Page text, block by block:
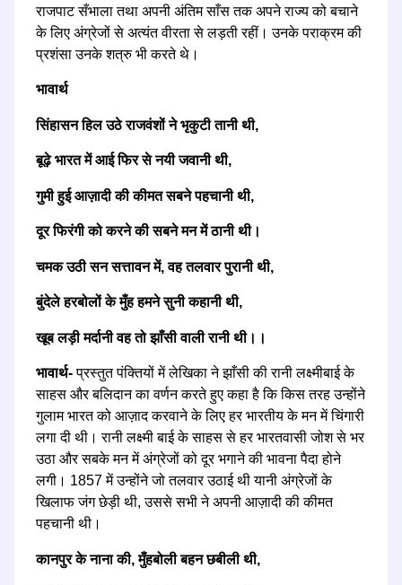
राजपाट सँभाला तथा अपनी अंतिम साँस तक अपने राज्य को बचाने
के लिए अंग्रेजों से अत्यंत वीरता से लड़ती रहीं। उनके पराक्रम की
प्रशंसा उनके शत्रु भी करते थे।
भावार्थ
सिंहासन हिल उठे राजवंशों ने भृकुटी तानी थी,
बूढ़े भारत में आई फिर से नयी जवानी थी,
गुमी हुई आज़ादी की कीमत सबने पहचानी थी,
दूर फिरंगी को करने की सबने मन में ठानी थी।
चमक उठी सन सत्तावन में, वह तलवार पुरानी थी,
बुंदेले हरबोलों के मुँह हमने सुनी कहानी थी,
खूब लड़ी मर्दानी वह तो झाँसी वाली रानी थी।।
भावार्थ-प्रस्तुत पंक्तियों में लेखिका ने झाँसी की रानी लक्ष्मीबाई के
साहस और बलिदान का वर्णन करते हुए कहा है कि किस तरह उन्होंने
गुलाम भारत को आज़ाद करवाने के लिए हर भारतीय के मन में चिंगारी
लगा दी थी। रानी लक्ष्मी बाई के साहस से हर भारतवासी जोश से भर
उठा और सबके मन में अंग्रेजों को दूर भगाने की भावना पैदा होने
लगी। 1857 में उन्होंने जो तलवार उठाई थी यानी अंग्रेजों के
खिलाफ जंग छेड़ी थी, उससे सभी ने अपनी आज़ादी की कीमत
पहचानी थी।
कानपुर के नाना की, मुँहबोली बहन छबीली थी,